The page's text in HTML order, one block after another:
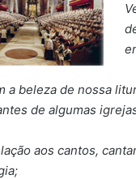
a beleza de nossa
de algumas
aos cantos,